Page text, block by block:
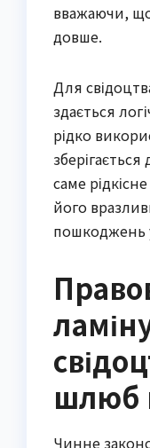
вважаючи,
довше.
Для
здається
рідко
саме
його
пошкоджень
шлюб
Чинне